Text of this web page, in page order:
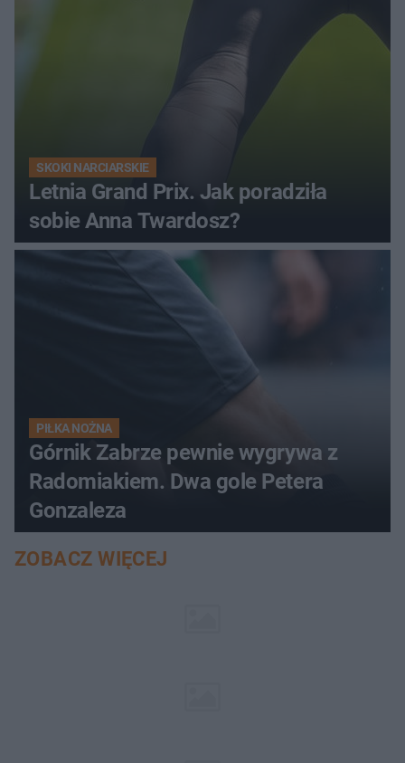
SKOKI NARCIARSKIE
Letnia Grand Prix. Jak poradziła
sobie Anna Twardosz?
PIŁKA NOŻNA
Górnik Zabrze pewnie wygrywa z
Radomiakiem. Dwa gole Petera
Gonzaleza
ZOBACZ WIĘCEJ